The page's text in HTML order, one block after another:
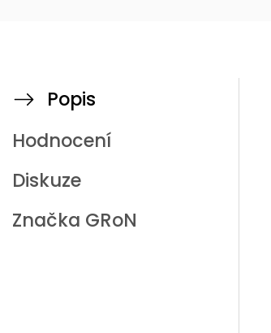
Popis
Hodnocení
Diskuze
Značka GRoN